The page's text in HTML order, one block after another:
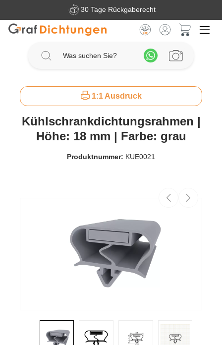
Zum Hauptinhalt springen30 Tage Rückgaberecht
1:1 Ausdruck
Kühlschrankdichtungsrahmen |
Höhe: 18 mm | Farbe: grau
Produktnummer: KUE0021